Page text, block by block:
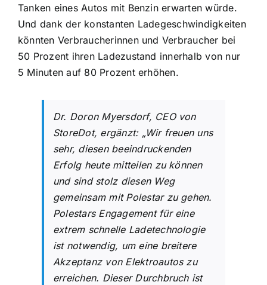
Tanken eines Autos mit Benzin erwarten würde.
Und dank der konstanten Ladegeschwindigkeiten
könnten Verbraucherinnen und Verbraucher bei
50 Prozent ihren Ladezustand innerhalb von nur
5 Minuten auf 80 Prozent erhöhen.
Dr. Doron Myersdorf, CEO von
StoreDot, ergänzt: „Wir freuen uns
sehr, diesen beeindruckenden
Erfolg heute mitteilen zu können
und sind stolz diesen Weg
gemeinsam mit Polestar zu gehen.
Polestars Engagement für eine
extrem schnelle Ladetechnologie
ist notwendig, um eine breitere
Akzeptanz von Elektroautos zu
erreichen. Dieser Durchbruch ist